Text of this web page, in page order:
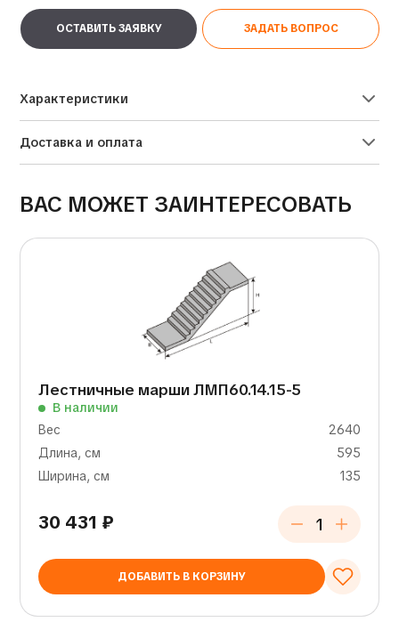
ОСТАВИТЬ ЗАЯВКУ ЗАДАТЬ ВОПРОС
Характеристики
Доставка и оплата
ВАС МОЖЕТ ЗАИНТЕРЕСОВАТЬ
Лестничные марши ЛМП60.14.15-5
В наличии
Вес
2640
Длина, см
595
Ширина, см
135
30 431 ₽
ДОБАВИТЬ В КОРЗИНУ